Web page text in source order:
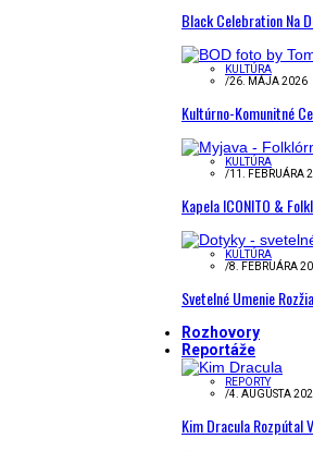
Black Celebration Na
KULTÚRA
/26. MÁJA 2026
Kultúrno-Komunitné
KULTÚRA
/11. FEBRUÁRA
Kapela ICONITO &
KULTÚRA
/8. FEBRUÁRA
Svetelné Umenie
Rozhovory
Reportáže
REPORTY
/4. AUGUSTA
Kim Dracula Rozpútal